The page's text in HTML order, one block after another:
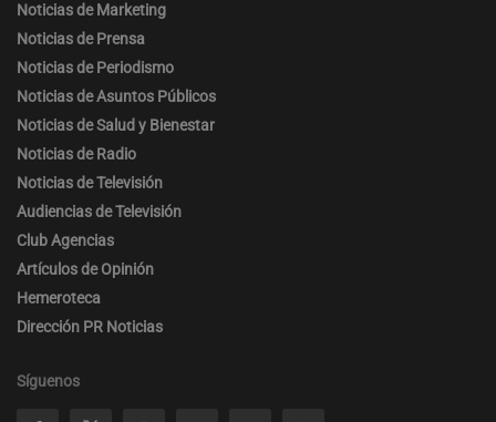
Noticias de Marketing
Noticias de Prensa
Noticias de Periodismo
Noticias de Asuntos Públicos
Noticias de Salud y Bienestar
Noticias de Radio
Noticias de Televisión
Audiencias de Televisión
Club Agencias
Artículos de Opinión
Hemeroteca
Dirección PR Noticias
Síguenos